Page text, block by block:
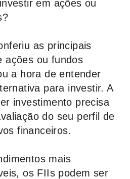
em ações ou
as principais
ações ou fundos
a hora de entender
para investir. A
investimento precisa
do seu perfil de
financeiros.
mais
os FIIs podem ser